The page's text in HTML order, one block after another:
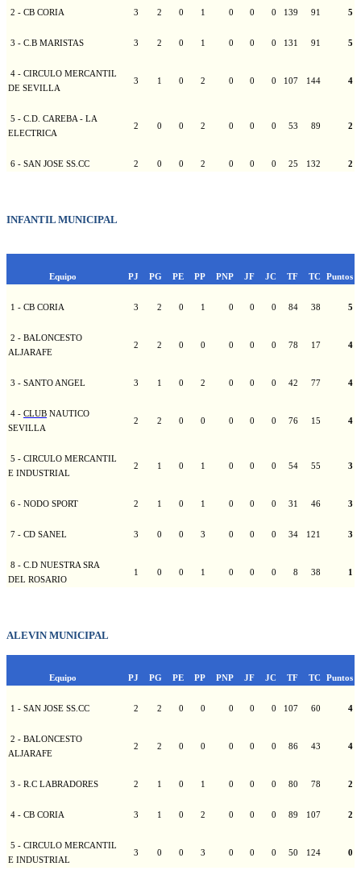
2 - CB CORIA 3 2 0 1 0 0 0 139 91 5
3 - C.B MARISTAS 3 2 0 1 0 0 0 131 91 5
4 - CIRCULO MERCANTIL
DE SEVILLA
3 1 0 2 0 0 0 107 144 4
5 - C.D. CAREBA - LA
ELECTRICA
2 0 0 2 0 0 0 53 89 2
6 - SAN JOSE SS.CC 2 0 0 2 0 0 0 25 132 2
INFANTIL MUNICIPAL
Equipo PJ PG PE PP PNP JF JC TF TC Puntos
1 - CB CORIA 3 2 0 1 0 0 0 84 38 5
2 - BALONCESTO
ALJARAFE
2 2 0 0 0 0 0 78 17 4
3 - SANTO ANGEL 3 1 0 2 0 0 0 42 77 4
4 - CLUB NAUTICO
SEVILLA
2 2 0 0 0 0 0 76 15 4
5 - CIRCULO MERCANTIL
E INDUSTRIAL
2 1 0 1 0 0 0 54 55 3
6 - NODO SPORT 2 1 0 1 0 0 0 31 46 3
7 - CD SANEL 3 0 0 3 0 0 0 34 121 3
8 - C.D NUESTRA SRA
DEL ROSARIO
1 0 0 1 0 0 0 8 38 1
ALEVIN MUNICIPAL
Equipo PJ PG PE PP PNP JF JC TF TC Puntos
1 - SAN JOSE SS.CC 2 2 0 0 0 0 0 107 60 4
2 - BALONCESTO
ALJARAFE
2 2 0 0 0 0 0 86 43 4
3 - R.C LABRADORES 2 1 0 1 0 0 0 80 78 2
4 - CB CORIA 3 1 0 2 0 0 0 89 107 2
5 - CIRCULO MERCANTIL
E INDUSTRIAL
3 0 0 3 0 0 0 50 124 0